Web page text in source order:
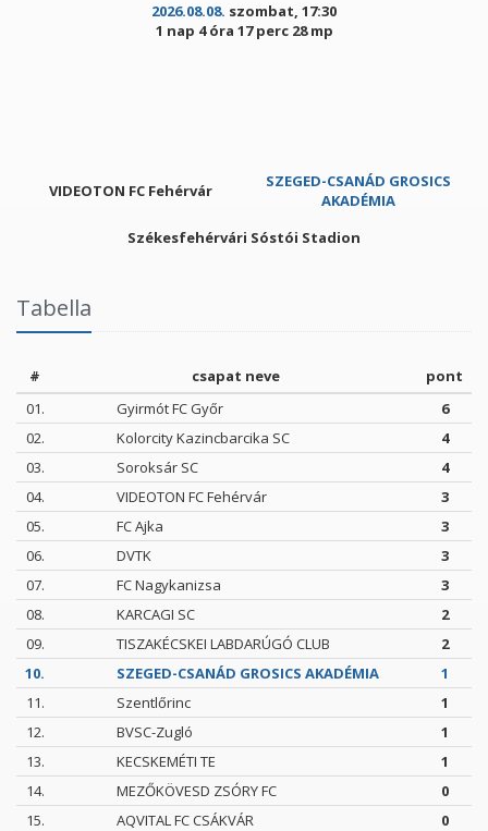
2026.08.08. szombat, 17:30
1 nap 4 óra 17 perc 28 mp
VIDEOTON FC Fehérvár
SZEGED-CSANÁD GROSICS
AKADÉMIA
Székesfehérvári Sóstói Stadion
Tabella
# csapat neve
pont
01.
Gyirmót FC Győr
6
02.
Kolorcity Kazincbarcika SC
4
03.
Soroksár SC
4
04.
VIDEOTON FC Fehérvár
3
05.
FC Ajka
3
06.
DVTK
3
07.
FC Nagykanizsa
3
08.
KARCAGI SC
2
09.
TISZAKÉCSKEI LABDARÚGÓ CLUB
2
10.
SZEGED-CSANÁD GROSICS AKADÉMIA
1
11.
Szentlőrinc
1
12.
BVSC-Zugló
1
13.
KECSKEMÉTI TE
1
14.
MEZŐKÖVESD ZSÓRY FC
0
15.
AQVITAL FC CSÁKVÁR
0